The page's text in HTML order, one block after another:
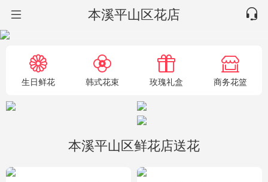
本溪平山区花店
生日鲜花 韩式花束 玫瑰礼盒 商务花篮
本溪平山区鲜花店送花